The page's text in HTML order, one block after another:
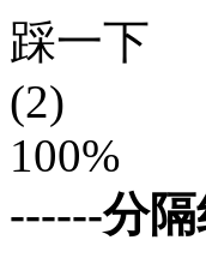
踩一下
(2)
100%
------分